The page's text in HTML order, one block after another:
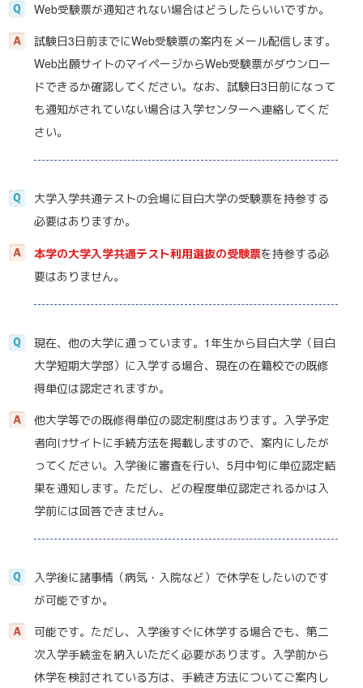
Web受験票が通知されない場合はどうしたらいいですか。
試験日3日前までにWeb受験票の案内をメール配信します。
Web出願サイトのマイページからWeb受験票がダウンロー
ドできるか確認してください。なお、試験日3日前になって
も通知がされていない場合は入学センターへ連絡してくだ
さい。
大学入学共通テストの会場に目白大学の受験票を持参する
必要はありますか。
本学の大学入学共通テスト利用選抜の受験票を持参する必
要はありません。
現在、他の大学に通っています。1年生から目白大学（目白
大学短期大学部）に入学する場合、現在の在籍校での既修
得単位は認定されますか。
他大学等での既修得単位の認定制度はあります。入学予定
者向けサイトに手続方法を掲載しますので、案内にしたが
ってください。入学後に審査を行い、5月中旬に単位認定結
果を通知します。ただし、どの程度単位認定されるかは入
学前には回答できません。
入学後に諸事情（病気・入院など）で休学をしたいのです
が可能ですか。
可能です。ただし、入学後すぐに休学する場合でも、第二
次入学手続金を納入いただく必要があります。入学前から
休学を検討されている方は、手続き方法についてご案内し